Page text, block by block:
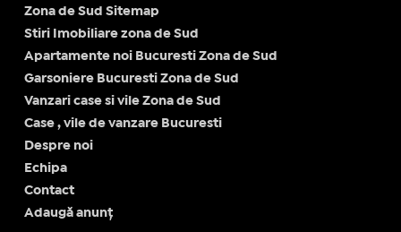
Zona de Sud Sitemap
Stiri Imobiliare zona de Sud
Apartamente noi Bucuresti Zona de Sud
Garsoniere Bucuresti Zona de Sud
Vanzari case si vile Zona de Sud
Case , vile de vanzare Bucuresti
Despre noi
Echipa
Contact
Adaugă anunț